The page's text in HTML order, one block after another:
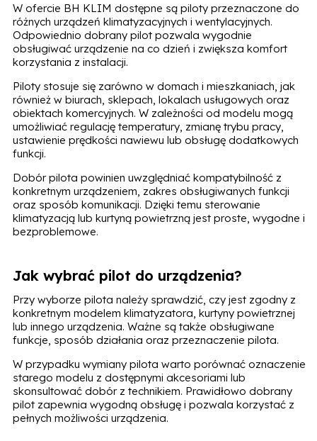
W ofercie BH KLIM dostępne są piloty przeznaczone do
różnych urządzeń klimatyzacyjnych i wentylacyjnych.
Odpowiednio dobrany pilot pozwala wygodnie
obsługiwać urządzenie na co dzień i zwiększa komfort
korzystania z instalacji.
Piloty stosuje się zarówno w domach i mieszkaniach, jak
również w biurach, sklepach, lokalach usługowych oraz
obiektach komercyjnych. W zależności od modelu mogą
umożliwiać regulację temperatury, zmianę trybu pracy,
ustawienie prędkości nawiewu lub obsługę dodatkowych
funkcji.
Dobór pilota powinien uwzględniać kompatybilność z
konkretnym urządzeniem, zakres obsługiwanych funkcji
oraz sposób komunikacji. Dzięki temu sterowanie
klimatyzacją lub kurtyną powietrzną jest proste, wygodne i
bezproblemowe.
Jak wybrać pilot do urządzenia?
Przy wyborze pilota należy sprawdzić, czy jest zgodny z
konkretnym modelem klimatyzatora, kurtyny powietrznej
lub innego urządzenia. Ważne są także obsługiwane
funkcje, sposób działania oraz przeznaczenie pilota.
W przypadku wymiany pilota warto porównać oznaczenie
starego modelu z dostępnymi akcesoriami lub
skonsultować dobór z technikiem. Prawidłowo dobrany
pilot zapewnia wygodną obsługę i pozwala korzystać z
pełnych możliwości urządzenia.